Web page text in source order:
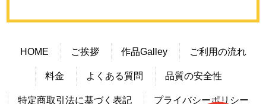
HOME ご挨拶 作品Galley ご利用の流れ
料金 よくある質問 品質の安全性
特定商取引法に基づく表記 プライバシーポリシー